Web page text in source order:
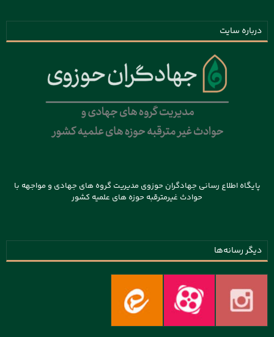
درباره سایت
پایگاه اطلاع رسانی جهادگران حوزوی مدیریت گروه های جهادی و مواجهه با
حوادث غیرمترقبه حوزه های علمیه کشور
دیگر رسانه‌ها